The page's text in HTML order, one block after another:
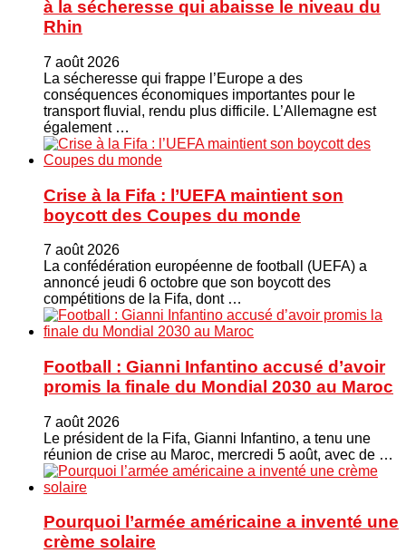
à la sécheresse qui abaisse le niveau du
Rhin
7 août 2026
La sécheresse qui frappe l’Europe a des
conséquences économiques importantes pour le
transport fluvial, rendu plus difficile. L’Allemagne est
également …
Crise à la Fifa : l’UEFA maintient son
boycott des Coupes du monde
7 août 2026
La confédération européenne de football (UEFA) a
annoncé jeudi 6 octobre que son boycott des
compétitions de la Fifa, dont …
Football : Gianni Infantino accusé d’avoir
promis la finale du Mondial 2030 au Maroc
7 août 2026
Le président de la Fifa, Gianni Infantino, a tenu une
réunion de crise au Maroc, mercredi 5 août, avec de …
Pourquoi l’armée américaine a inventé une
crème solaire